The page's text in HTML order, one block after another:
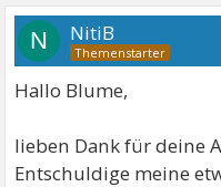
N NitiB
Hallo Blume,
lieben Dank für deine
Entschuldige meine